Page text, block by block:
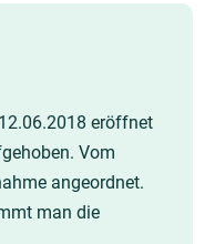
eröffnet
Vom
angeordnet.
man die